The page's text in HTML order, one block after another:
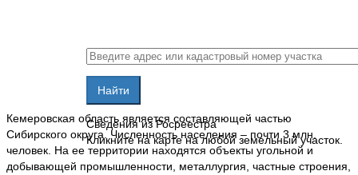
Сведения из Росреестра
Кликните на карте на любой земельный участок.
Кемеровская область является составляющей частью
Сибирского округа. Численность населения – почти 3 млн.
человек. На ее территории находятся объекты угольной и
добывающей промышленности, металлургия, частные строения,